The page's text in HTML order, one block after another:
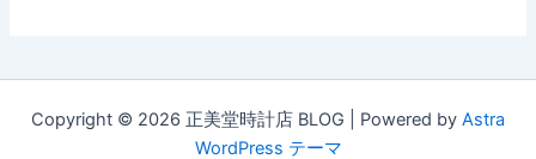
Copyright © 2026 正美堂時計店 BLOG | Powered by Astra
WordPress テーマ